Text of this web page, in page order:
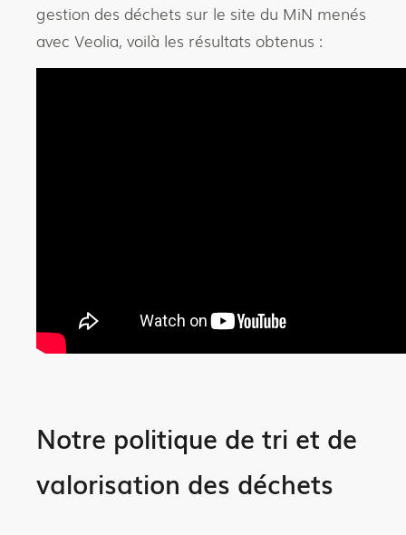
gestion des déchets sur le site du MiN menés
avec Veolia, voilà les résultats obtenus :
Notre politique de tri et de
valorisation des déchets